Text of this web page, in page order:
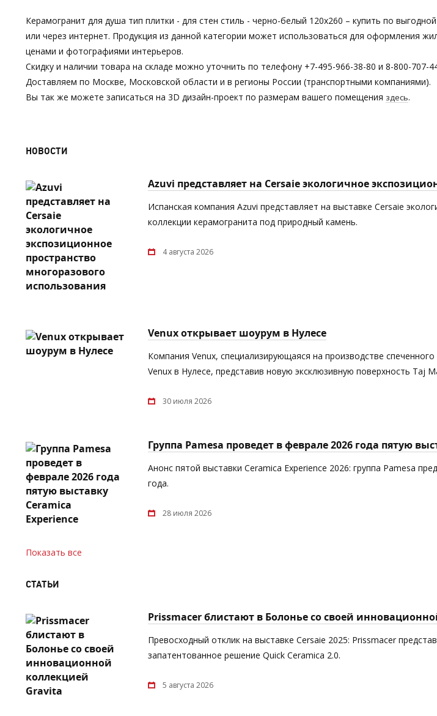
Керамогранит для душа тип плитки - для стен стиль - черно-белый 120х260 – купить по
или через интернет. Продукция из данной категории может использоваться для оформления
ценами и фотографиями интерьеров.
Скидку и наличии товара на складе можно уточнить по телефону +7-495-966-38-80 и 8-800-707-
Доставляем по Москве, Московской области и в регионы России (транспортными компаниями).
Вы так же можете записаться на 3D дизайн-проект по размерам вашего помещения здесь.
НОВОСТИ
Azuvi представляет на Cersaie экологичное
Испанская компания Azuvi представляет на выставке Cersaie
коллекции керамогранита под природный камень.
4 августа 2026
Venux открывает шоурум в Нулесе
Компания Venux, специализирующаяся на производстве
Venux в Нулесе, представив новую эксклюзивную поверхность Taj
30 июля 2026
Группа Pamesa проведет в феврале 2026 года пятую
Анонс пятой выставки Ceramica Experience 2026: группа Pamesa
года.
28 июля 2026
Показать все
СТАТЬИ
Prissmacer блистают в Болонье со своей
Превосходный отклик на выставке Cersaie 2025: Prissmacer
запатентованное решение Quick Ceramica 2.0.
5 августа 2026